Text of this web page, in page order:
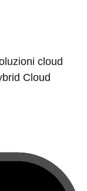
cloud
Cloud